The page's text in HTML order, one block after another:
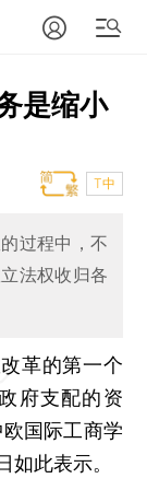
是缩小
T中
过程中，不
法权收归各
革的第一个
府支配的资
国际工商学
如此表示。